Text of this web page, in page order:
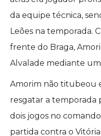
da equipe técnica,
Leões na temporada.
frente do Braga,
Alvalade mediante
Amorim não titubeou
resgatar a temporada
dois jogos no
partida contra o